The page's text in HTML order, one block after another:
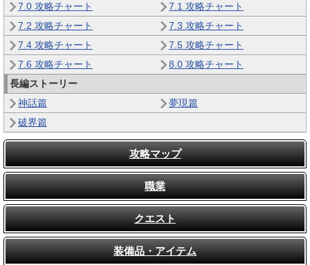
7.0 攻略チャート
7.1 攻略チャート
7.2 攻略チャート
7.3 攻略チャート
7.4 攻略チャート
7.5 攻略チャート
7.6 攻略チャート
8.0 攻略チャート
長編ストーリー
神話篇
夢現篇
破界篇
攻略マップ
職業
クエスト
装備品・アイテム